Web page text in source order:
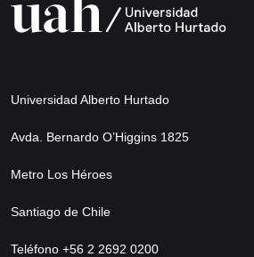
Universidad Alberto Hurtado
Avda. Bernardo O’Higgins 1825
Metro Los Héroes
Santiago de Chile
Teléfono +56 2 2692 0200